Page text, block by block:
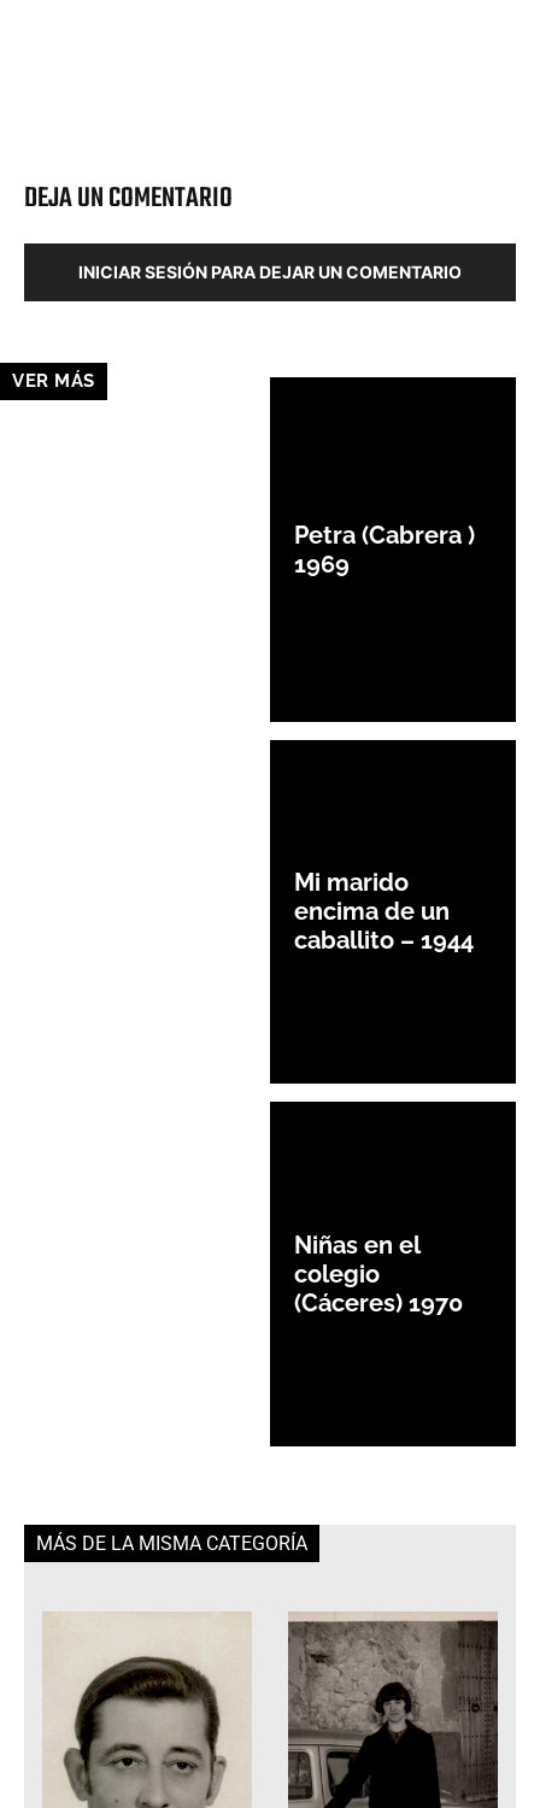
DEJA UN COMENTARIO
INICIAR SESIÓN PARA DEJAR UN COMENTARIO
VER MÁS
Petra (Cabrera )
1969
Mi marido
encima de un
caballito – 1944
Niñas en el
colegio
(Cáceres) 1970
MÁS DE LA MISMA CATEGORÍA